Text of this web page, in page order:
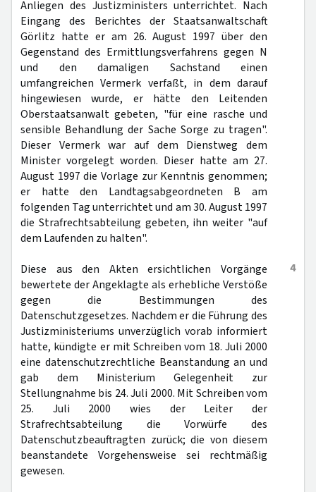
Anliegen des Justizministers unterrichtet. Nach
Eingang des Berichtes der Staatsanwaltschaft
Görlitz hatte er am 26. August 1997 über den
Gegenstand des Ermittlungsverfahrens gegen N
und den damaligen Sachstand einen
umfangreichen Vermerk verfaßt, in dem darauf
hingewiesen wurde, er hätte den Leitenden
Oberstaatsanwalt gebeten, "für eine rasche und
sensible Behandlung der Sache Sorge zu tragen".
Dieser Vermerk war auf dem Dienstweg dem
Minister vorgelegt worden. Dieser hatte am 27.
August 1997 die Vorlage zur Kenntnis genommen;
er hatte den Landtagsabgeordneten B am
folgenden Tag unterrichtet und am 30. August 1997
die Strafrechtsabteilung gebeten, ihn weiter "auf
dem Laufenden zu halten".
4
Diese aus den Akten ersichtlichen Vorgänge
bewertete der Angeklagte als erhebliche Verstöße
gegen die Bestimmungen des
Datenschutzgesetzes. Nachdem er die Führung des
Justizministeriums unverzüglich vorab informiert
hatte, kündigte er mit Schreiben vom 18. Juli 2000
eine datenschutzrechtliche Beanstandung an und
gab dem Ministerium Gelegenheit zur
Stellungnahme bis 24. Juli 2000. Mit Schreiben vom
25. Juli 2000 wies der Leiter der
Strafrechtsabteilung die Vorwürfe des
Datenschutzbeauftragten zurück; die von diesem
beanstandete Vorgehensweise sei rechtmäßig
gewesen.